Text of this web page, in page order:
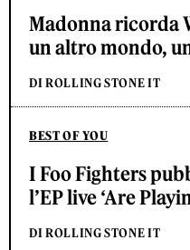
Madonna ricorda
un altro mondo,
DI ROLLING STONE IT
BEST OF YOU
I Foo Fighters
l’EP live ‘Are
DI ROLLING STONE IT